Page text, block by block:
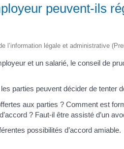
peuvent-ils
l’information légale et administrative
et un salarié, le conseil de
parties peuvent décider de tenter
aux parties ? Comment est
? Faut-il être assisté d’un
possibilités d’accord amiable.